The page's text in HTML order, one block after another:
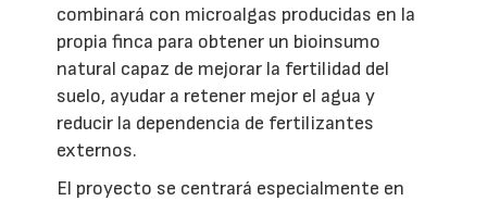
combinará con microalgas producidas en la
propia finca para obtener un bioinsumo
natural capaz de mejorar la fertilidad del
suelo, ayudar a retener mejor el agua y
reducir la dependencia de fertilizantes
externos.
El proyecto se centrará especialmente en